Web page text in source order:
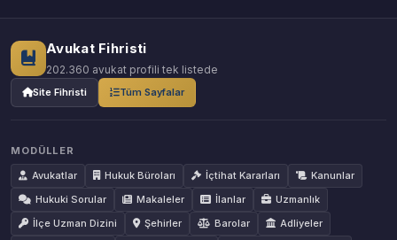
Avukat Fihristi
202.360 avukat profili tek listede
Site Fihristi Tüm Sayfalar
MODÜLLER
Avukatlar
Hukuk Büroları İçtihat Kararları
Kanunlar
Hukuki Sorular
Makaleler İlanlar
Uzmanlık
İlçe Uzman Dizini
Şehirler Barolar
Adliyeler